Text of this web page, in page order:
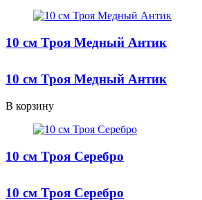
10 см Троя Медный Антик
10 см Троя Медный Антик
В корзину
10 см Троя Серебро
10 см Троя Серебро